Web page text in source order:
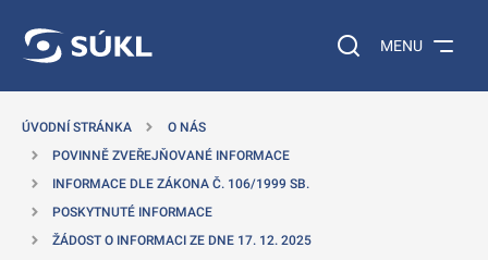
Vyhledávání na
MENU
ÚVODNÍ STRÁNKA
O NÁS
POVINNĚ ZVEŘEJŇOVANÉ INFORMACE
INFORMACE DLE ZÁKONA Č. 106/1999 SB.
POSKYTNUTÉ INFORMACE
ŽÁDOST O INFORMACI ZE DNE 17. 12. 2025